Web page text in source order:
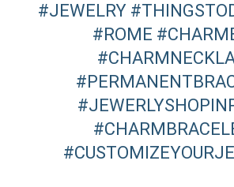
#JEWELRY
#ROME